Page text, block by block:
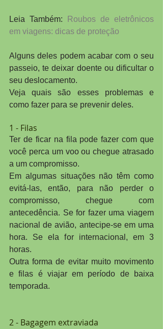
Leia Também:
Roubos de eletrônicos
em viagens: dicas de proteção
Alguns deles podem acabar com o seu
passeio, te deixar doente ou dificultar o
seu deslocamento.
Veja quais são esses problemas e
como fazer para se prevenir deles.
1 - Filas
Ter de ficar na fila pode fazer com que
você perca um voo ou chegue atrasado
a um compromisso.
Em algumas situações não têm como
evitá-las, então, para não perder o
compromisso, chegue com
antecedência. Se for fazer uma viagem
nacional de avião, antecipe-se em uma
hora. Se ela for internacional, em 3
horas.
Outra forma de evitar muito movimento
e filas é viajar em período de baixa
temporada.
2 - Bagagem extraviada